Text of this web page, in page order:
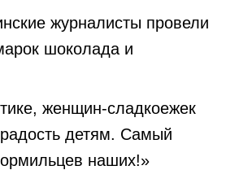
журналисты провели
шоколада и
женщин-сладкоежек
детям. Самый
наших!»